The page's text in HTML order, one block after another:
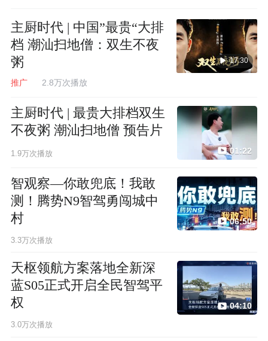
主厨时代 | 中国”最贵“大排
档 潮汕扫地僧：双生不夜
粥
推广 2.8万次播放
17:30
主厨时代 | 最贵大排档双生
不夜粥 潮汕扫地僧 预告片
1.9万次播放 01:22
智观察—你敢兜底！我敢
测！腾势N9智驾勇闯城中
村
3.3万次播放
06:50
天枢领航方案落地全新深
蓝S05正式开启全民智驾平
权
3.0万次播放
04:10